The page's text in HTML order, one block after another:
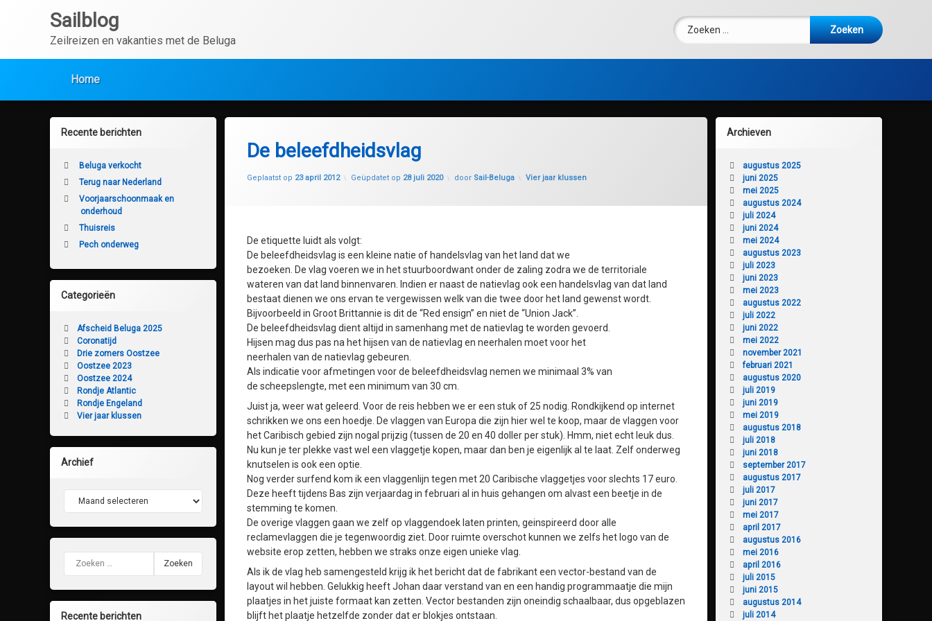
Sailblog
Zeilreizen en vakanties met de Beluga
Zoeken naar:
Home
De beleefdheidsvlag
Geplaatst op 23 april 2012 Geüpdatet op 28 juli 2020 door Sail-Beluga Categorieën:
Vier jaar klussen
De etiquette luidt als volgt:
De beleefdheidsvlag is een kleine natie of handelsvlag van het land dat we
bezoeken. De vlag voeren we in het stuurboordwant onder de zaling zodra we de territoriale
wateren van dat land binnenvaren. Indien er naast de natievlag ook een handelsvlag van dat land
bestaat dienen we ons ervan te vergewissen welk van die twee door het land gewenst wordt.
Bijvoorbeeld in Groot Brittannie is dit de “Red ensign” en niet de “Union Jack”.
De beleefdheidsvlag dient altijd in samenhang met de natievlag te worden gevoerd.
Hijsen mag dus pas na het hijsen van de natievlag en neerhalen moet voor het
neerhalen van de natievlag gebeuren.
Als indicatie voor afmetingen voor de beleefdheidsvlag nemen we minimaal 3% van
de scheepslengte, met een minimum van 30 cm.
Juist ja, weer wat geleerd. Voor de reis hebben we er een stuk of 25 nodig. Rondkijkend op internet
schrikken we ons een hoedje. De vlaggen van Europa die zijn hier wel te koop, maar de vlaggen voor
het Caribisch gebied zijn nogal prijzig (tussen de 20 en 40 doller per stuk). Hmm, niet echt leuk dus.
Nu kun je ter plekke vast wel een vlaggetje kopen, maar dan ben je eigenlijk al te laat. Zelf onderweg
knutselen is ook een optie.
Nog verder surfend kom ik een vlaggenlijn tegen met 20 Caribische vlaggetjes voor slechts 17 euro.
Deze heeft tijdens Bas zijn verjaardag in februari al in huis gehangen om alvast een beetje in de
stemming te komen.
De overige vlaggen gaan we zelf op vlaggendoek laten printen, geinspireerd door alle
reclamevlaggen die je tegenwoordig ziet. Door ruimte overschot kunnen we zelfs het logo van de
website erop zetten, hebben we straks onze eigen unieke vlag.
Als ik de vlag heb samengesteld krijg ik het bericht dat de fabrikant een vector-bestand van de
layout wil hebben. Gelukkig heeft Johan daar verstand van en een handig programmaatje die mijn
plaatjes in het juiste formaat kan zetten. Vector bestanden zijn oneindig schaalbaar, dus opgeblazen
blijft het plaatje hetzelfde zonder dat er blokjes ontstaan.
Recente berichten
Beluga verkocht
Terug naar Nederland
Voorjaarschoonmaak en
onderhoud
Thuisreis
Pech onderweg
Categorieën
Afscheid Beluga 2025
Coronatijd
Drie zomers Oostzee
Oostzee 2023
Oostzee 2024
Rondje Atlantic
Rondje Engeland
Vier jaar klussen
Archief
Archief
Zoeken naar:
Recente berichten
Archieven
augustus 2025
juni 2025
mei 2025
augustus 2024
juli 2024
juni 2024
mei 2024
augustus 2023
juli 2023
juni 2023
mei 2023
augustus 2022
juli 2022
juni 2022
mei 2022
november 2021
februari 2021
augustus 2020
juli 2019
juni 2019
mei 2019
augustus 2018
juli 2018
juni 2018
september 2017
augustus 2017
juli 2017
juni 2017
mei 2017
april 2017
augustus 2016
mei 2016
april 2016
juli 2015
juni 2015
augustus 2014
juli 2014